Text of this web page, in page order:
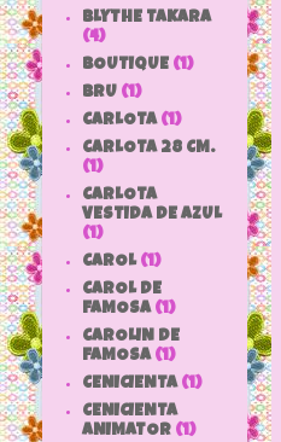
BLYTHE TAKARA
(4)
BOUTIQUE (1)
BRU (1)
CARLOTA (1)
CARLOTA 28 CM.
(1)
CARLOTA
VESTIDA DE AZUL
(1)
CAROL (1)
CAROL DE
FAMOSA (1)
CAROLIN DE
FAMOSA (1)
CENICIENTA (1)
CENICIENTA
ANIMATOR (1)